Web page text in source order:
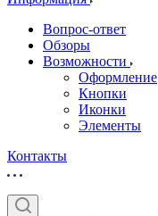
Вопрос-ответ
Обзоры
Возможности
Оформление
Кнопки
Иконки
Элементы
Контакты